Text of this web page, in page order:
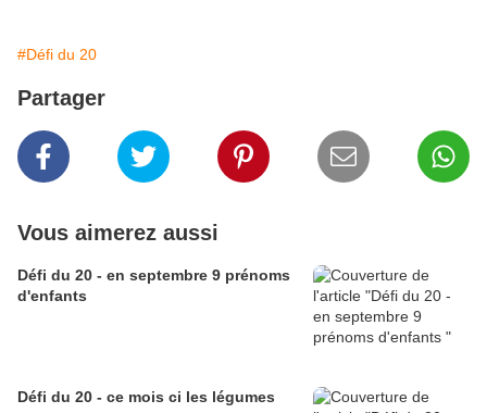
#Défi du 20
Partager
Vous aimerez aussi
Défi du 20 - en septembre 9 prénoms
d'enfants
Défi du 20 - ce mois ci les légumes